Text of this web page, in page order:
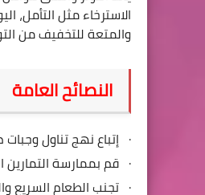
الاسترخاء مثل
والمتعة للتخفيف من
النصائح العامة
· إتباع نهج تناول
· قم بممارسة التمارين
· تجنب الطعام السريع